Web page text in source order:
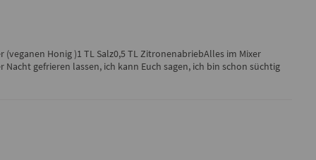
Honig )1 TL Salz0,5 TL ZitronenabriebAlles im Mixer
gefrieren lassen, ich kann Euch sagen, ich bin schon süchtig